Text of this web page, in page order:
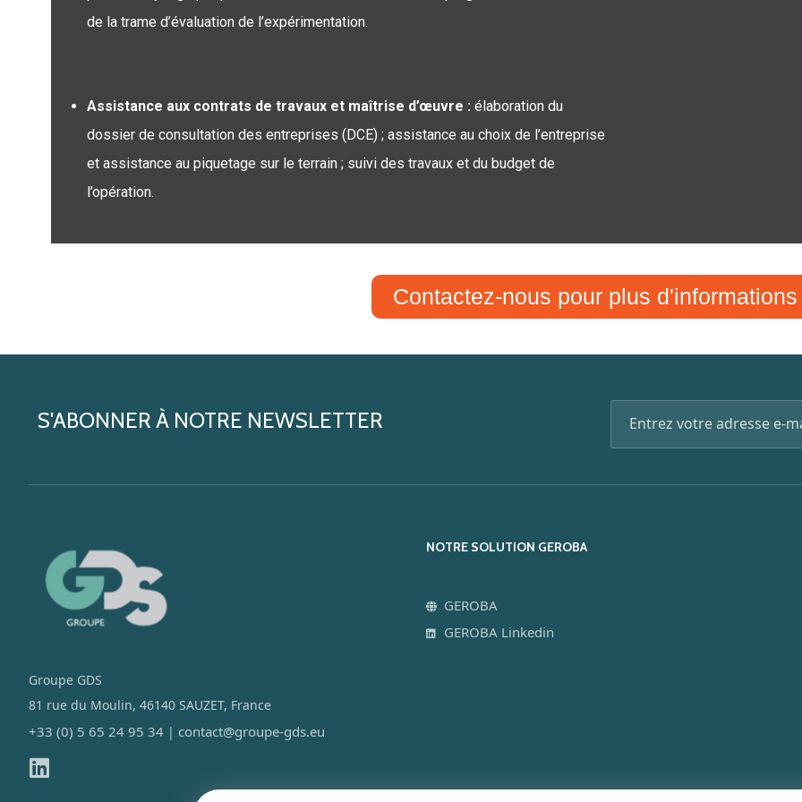
de la trame d’évaluation de l’expérimentation.
Assistance aux contrats de travaux et maîtrise d’œuvre : élaboration du
dossier de consultation des entreprises (DCE) ; assistance au choix de l’entreprise
et assistance au piquetage sur le terrain ; suivi des travaux et du budget de
l’opération.
Contactez-nous pour plus d'informations
S'ABONNER À NOTRE NEWSLETTER
Groupe GDS
81 rue du Moulin, 46140 SAUZET, France
+33 (0) 5 65 24 95 34 | contact@groupe-gds.eu
NOTRE SOLUTION GEROBA
GEROBA
GEROBA Linkedin